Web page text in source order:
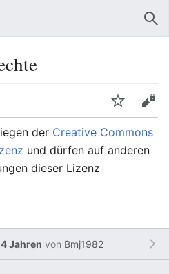
Beobachten
Bearbeiten
der Creative Commons
und dürfen auf anderen
dieser Lizenz
Jahren von Bmj1982